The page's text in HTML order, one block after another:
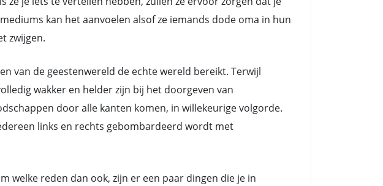
kan het aanvoelen alsof ze iemands dode oma in hun
zwijgen.
van de geestenwereld de echte wereld bereikt. Terwijl
wakker en helder zijn bij het doorgeven van
door alle kanten komen, in willekeurige volgorde.
links en rechts gebombardeerd wordt met
welke reden dan ook, zijn er een paar dingen die je in